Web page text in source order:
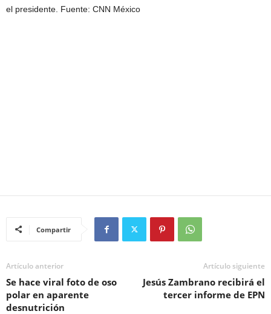
el presidente. Fuente: CNN México
Compartir
Artículo anterior
Se hace viral foto de oso
polar en aparente
desnutrición
Artículo siguiente
Jesús Zambrano recibirá el
tercer informe de EPN